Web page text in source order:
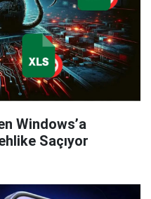
Windows’a
Saçıyor